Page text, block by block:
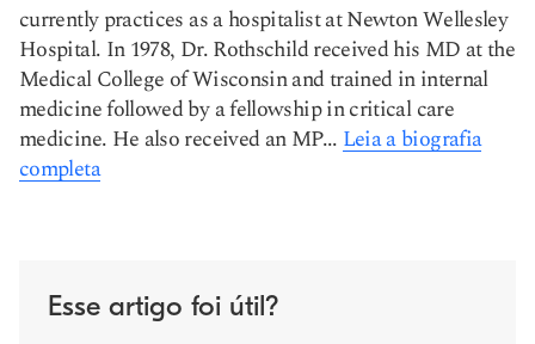
currently practices as a hospitalist at Newton Wellesley
Hospital. In 1978, Dr. Rothschild received his MD at the
Medical College of Wisconsin and trained in internal
medicine followed by a fellowship in critical care
medicine. He also received an MP... Leia a biografia
completa
Esse artigo foi útil?